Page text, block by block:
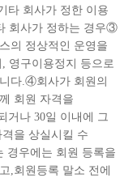
타 회사가 정한 이용
회사가 정하는 경우③
의 정상적인 운영을
영구이용정지 등으로
다.④회사가 회원의
회원 자격을
거나 30일 이내에 그
을 상실시킬 수
경우에는 회원 등록을
,회원등록 말소 전에